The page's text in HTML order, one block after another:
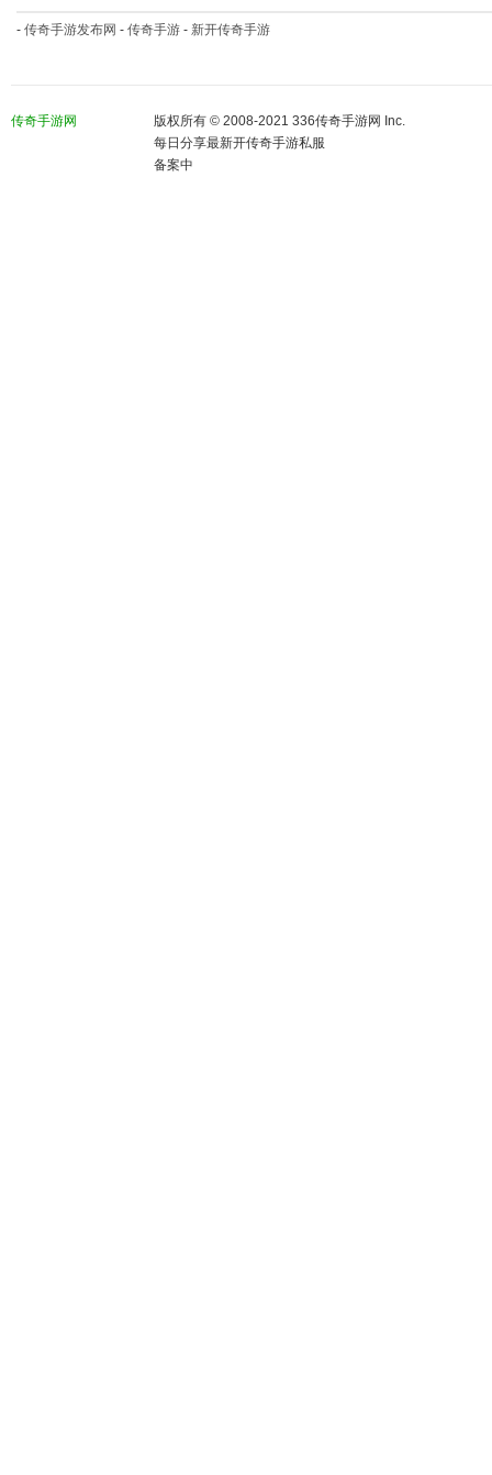
- 传奇手游发布网 - 传奇手游 - 新开传奇手游
传奇手游网
版权所有 © 2008-2021 336传奇手游网 Inc.
每日分享最新开传奇手游私服
备案中